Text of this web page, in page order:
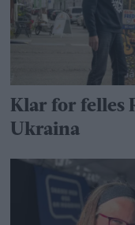
Klar for felles
Ukraina